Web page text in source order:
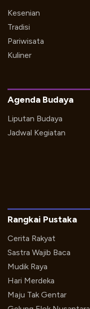
Kesenian
Tradisi
Pariwisata
Kuliner
Agenda Budaya
Liputan Budaya
Jadwal Kegiatan
Rangkai Pustaka
Cerita Rakyat
Sastra Wajib Baca
Mudik Raya
Hari Merdeka
Maju Tak Gentar